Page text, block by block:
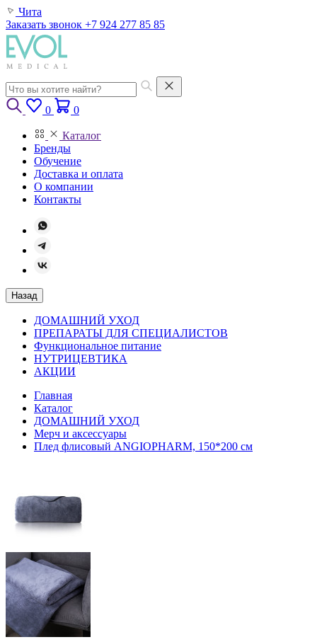
Чита
Заказать звонок +7 924 277 85 85
0 0
Каталог
Бренды
Обучение
Доставка и оплата
О компании
Контакты
Назад
ДОМАШНИЙ УХОД
ПРЕПАРАТЫ ДЛЯ СПЕЦИАЛИСТОВ
Функциональное питание
НУТРИЦЕВТИКА
АКЦИИ
Главная
Каталог
ДОМАШНИЙ УХОД
Мерч и аксессуары
Плед флисовый ANGIOPHARM, 150*200 см